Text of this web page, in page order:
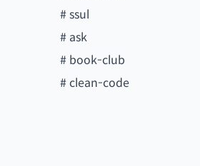
#ssul
# ask
# book-club
#clean-code